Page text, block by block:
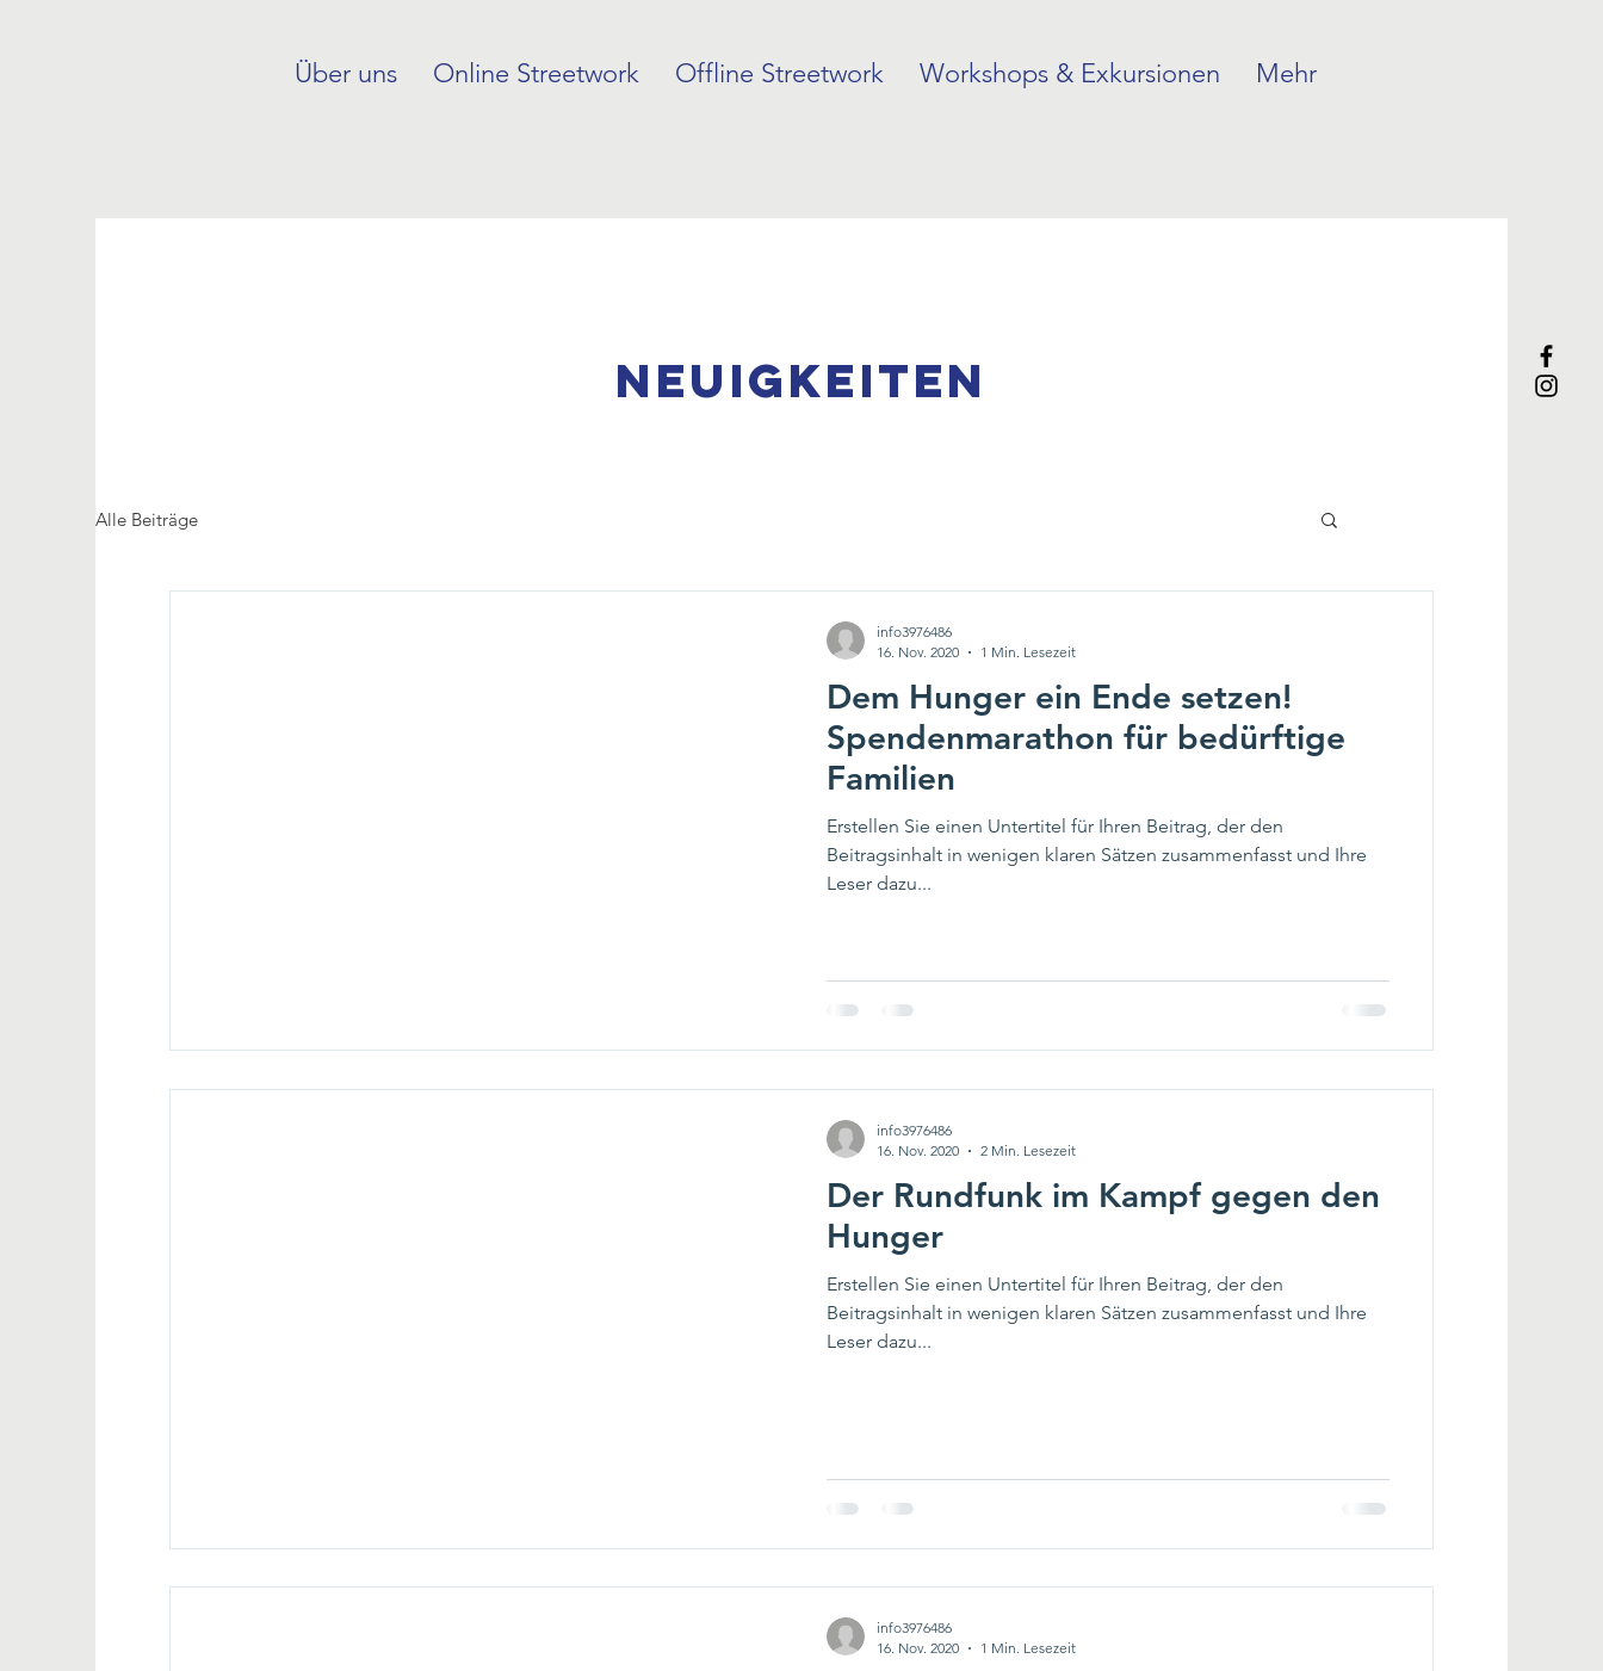
Über uns Online Streetwork Offline Streetwork Workshops & Exkursionen Mehr
NEUIGKEITEN
Alle Beiträge
Dem Hunger ein Ende setzen!
Spendenmarathon für bedürftige
Familien
Erstellen Sie einen Untertitel für Ihren Beitrag, der den
Beitragsinhalt in wenigen klaren Sätzen zusammenfasst und Ihre
Leser dazu...
info3976486
16. Nov. 2020
1 Min. Lesezeit
Der Rundfunk im Kampf gegen den
Hunger
Erstellen Sie einen Untertitel für Ihren Beitrag, der den
Beitragsinhalt in wenigen klaren Sätzen zusammenfasst und Ihre
Leser dazu...
info3976486
16. Nov. 2020
2 Min. Lesezeit
info3976486
16. Nov. 2020
1 Min. Lesezeit